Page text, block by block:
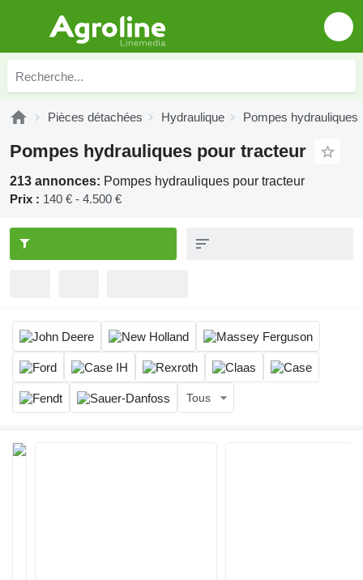
Pièces détachées Hydraulique Pompes hydrauliques
Pompes hydrauliques pour tracteur
213 annonces: Pompes hydrauliques pour tracteur
Prix : 140 € - 4.500 €
Tous